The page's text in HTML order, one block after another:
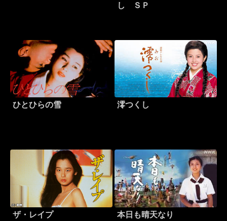
し ＳＰ
ひとひらの雪 澪つくし
ザ・レイプ 本日も晴天なり